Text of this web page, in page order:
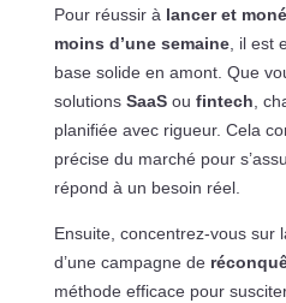
Pour réussir à lancer et
moins d’une semaine, il est
base solide en amont. Que
solutions SaaSou fintech,
planifiée avec rigueur. Cela
précise du marché pour
répond à un besoin réel.
Ensuite, concentrez-vous sur
d’une campagne de
méthode efficace pour